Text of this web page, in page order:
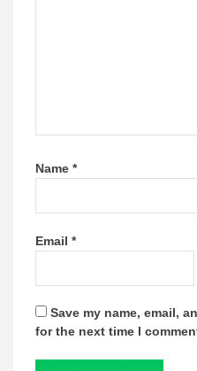
Name *
Email *
Save my name, email,
for the next time I